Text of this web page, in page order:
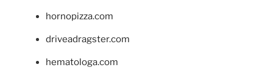
hornopizza.com
driveadragster.com
hematologa.com